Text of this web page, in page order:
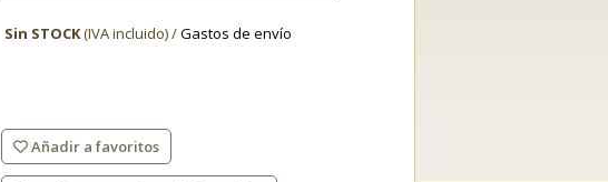
Sin STOCK(IVA incluido) /Gastos de envío
Añadir a favoritos